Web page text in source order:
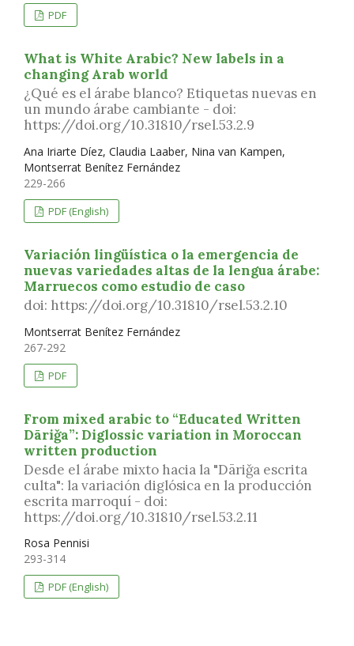
PDF
What is White Arabic? New labels in a
changing Arab world
¿Qué es el árabe blanco? Etiquetas nuevas en
un mundo árabe cambiante - doi:
https://doi.org/10.31810/rsel.53.2.9
Ana Iriarte Díez, Claudia Laaber, Nina van Kampen,
Montserrat Benítez Fernández
229-266
PDF (English)
Variación lingüística o la emergencia de
nuevas variedades altas de la lengua árabe:
Marruecos como estudio de caso
doi: https://doi.org/10.31810/rsel.53.2.10
Montserrat Benítez Fernández
267-292
PDF
From mixed arabic to “Educated Written
Dāriǧa”: Diglossic variation in Moroccan
written production
Desde el árabe mixto hacia la "Dāriǧa escrita
culta": la variación diglósica en la producción
escrita marroquí - doi:
https://doi.org/10.31810/rsel.53.2.11
Rosa Pennisi
293-314
PDF (English)